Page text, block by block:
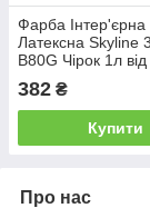
Фарба Інтер'єрна
Латексна Skyline
B80G Чірок 1л
382 ₴
Купити
Про нас